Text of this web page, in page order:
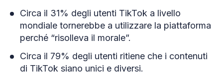
Circa il 31% degli utenti TikTok a livello
mondiale tornerebbe a utilizzare la piattaforma
perché “risolleva il morale”.
Circa il 79% degli utenti ritiene che i contenuti
di TikTok siano unici e diversi.